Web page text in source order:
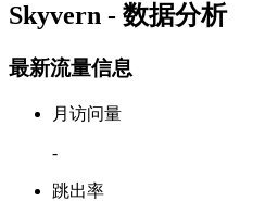
Skyvern - 数据分析
最新流量信息
月访问量
-
跳出率